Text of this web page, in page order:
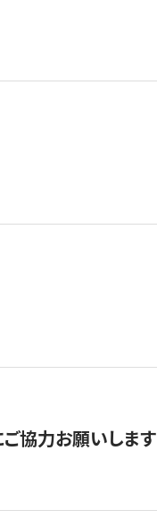
協力お願いします